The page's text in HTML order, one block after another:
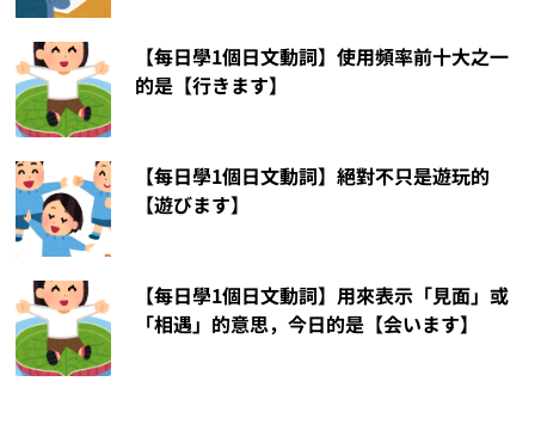
【每日學1個日文動詞】使用頻率前十大之一
的是【行きます】
【每日學1個日文動詞】絕對不只是遊玩的
【遊びます】
【每日學1個日文動詞】用來表示「見面」或
「相遇」的意思，今日的是【会います】